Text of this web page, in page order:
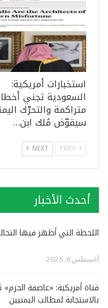
استخبارات أمريكية:
السعودية تجني
متراكمة والتحرّك
سيقوّض مُلك ابن…
NEXT
أحدث الأخبار
اللحظة التي أظهر فيها
أغسطس 6, 2026
قناة أمريكية: «عاصفة
بالاستجابة لمطالب اليمنيين